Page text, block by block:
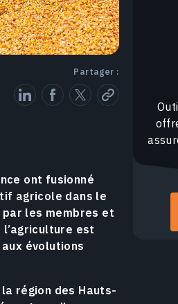
En
Partager :
ont fusionné
agricole dans le
les membres et
est
évolutions
région des Hauts-